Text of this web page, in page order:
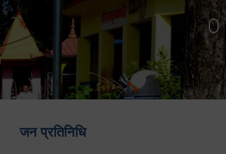
जन प्रतिनिधि